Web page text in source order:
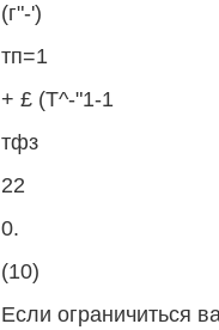
(г"-')
тп=1
+ £ (Т^-"1-1
тфз
22
0.
(10)
Если ограничиться